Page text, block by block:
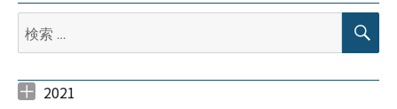
ナ
ビ
ゲ
索:
検
2021